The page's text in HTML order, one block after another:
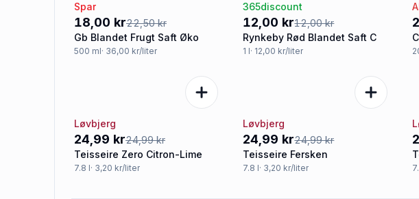
-20%
Spar
18,00 kr22,50 kr
Gb Blandet Frugt Saft Øko
500 ml· 36,00 kr/liter
Tilbud
365discount
12,00 kr12,00 kr
Rynkeby Rød Blandet Saft C
1 l· 12,00 kr/liter
Tilbud
Løvbjerg
24,99 kr24,99 kr
Teisseire Zero Citron-Lime
7.8 l· 3,20 kr/liter
Tilbud
Løvbjerg
24,99 kr24,99 kr
Teisseire Fersken
7.8 l· 3,20 kr/liter